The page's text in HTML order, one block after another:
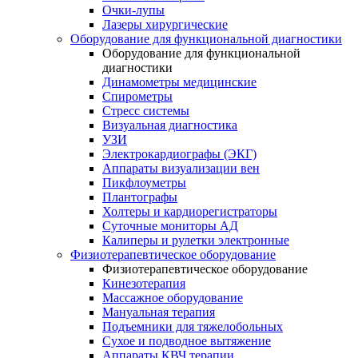
Очки-лупы
Лазеры хирургические
Оборудование для функциональной диагностики
Оборудование для функциональной
диагностики
Динамометры медицинские
Спирометры
Стресс системы
Визуальная диагностика
УЗИ
Электрокардиографы (ЭКГ)
Аппараты визуализации вен
Пикфлоуметры
Плантографы
Холтеры и кардиорегистраторы
Суточные мониторы АД
Калиперы и рулетки электронные
Физиотерапевтическое оборудование
Физиотерапевтическое оборудование
Кинезотерапия
Массажное оборудование
Мануальная терапия
Подъемники для тяжелобольных
Сухое и подводное вытяжение
Аппараты КВЧ терапии